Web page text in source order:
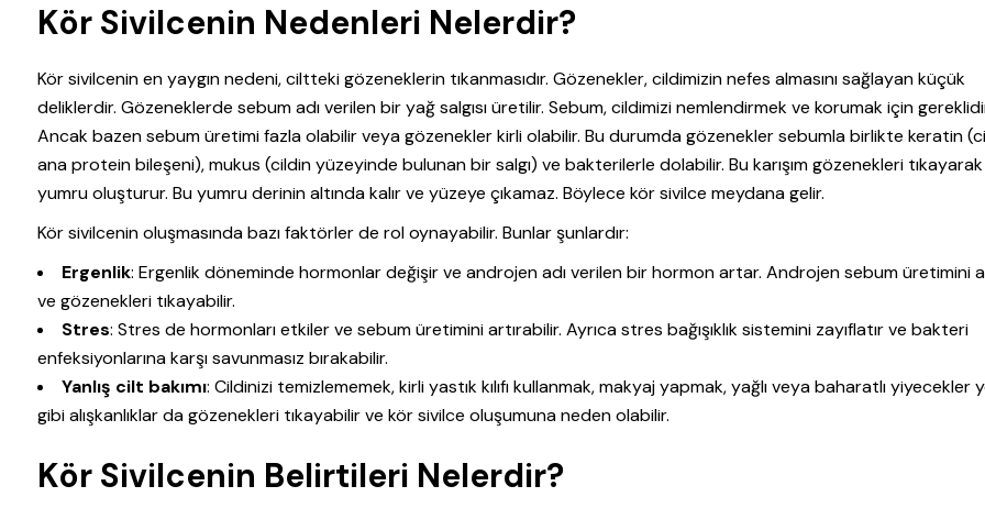
Kör Sivilcenin Nedenleri Nelerdir?
Kör sivilcenin en yaygın nedeni, ciltteki gözeneklerin tıkanmasıdır. Gözenekler, cildimizin nefes almasını sağlayan küçük
deliklerdir. Gözeneklerde sebum adı verilen bir yağ salgısı üretilir. Sebum, cildimizi nemlendirmek ve korumak için
Ancak bazen sebum üretimi fazla olabilir veya gözenekler kirli olabilir. Bu durumda gözenekler sebumla birlikte keratin
ana protein bileşeni), mukus (cildin yüzeyinde bulunan bir salgı) ve bakterilerle dolabilir. Bu karışım gözenekleri
yumru oluşturur. Bu yumru derinin altında kalır ve yüzeye çıkamaz. Böylece kör sivilce meydana gelir.
Kör sivilcenin oluşmasında bazı faktörler de rol oynayabilir. Bunlar şunlardır:
Ergenlik: Ergenlik döneminde hormonlar değişir ve androjen adı verilen bir hormon artar. Androjen sebum üretimini
ve gözenekleri tıkayabilir.
Stres: Stres de hormonları etkiler ve sebum üretimini artırabilir. Ayrıca stres bağışıklık sistemini zayıflatır ve bakteri
enfeksiyonlarına karşı savunmasız bırakabilir.
Yanlış cilt bakımı: Cildinizi temizlememek, kirli yastık kılıfı kullanmak, makyaj yapmak, yağlı veya baharatlı yiyecekler
gibi alışkanlıklar da gözenekleri tıkayabilir ve kör sivilce oluşumuna neden olabilir.
Kör Sivilcenin Belirtileri Nelerdir?